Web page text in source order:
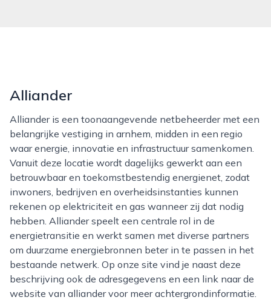
Alliander
Alliander is een toonaangevende netbeheerder met een
belangrijke vestiging in arnhem, midden in een regio
waar energie, innovatie en infrastructuur samenkomen.
Vanuit deze locatie wordt dagelijks gewerkt aan een
betrouwbaar en toekomstbestendig energienet, zodat
inwoners, bedrijven en overheidsinstanties kunnen
rekenen op elektriciteit en gas wanneer zij dat nodig
hebben. Alliander speelt een centrale rol in de
energietransitie en werkt samen met diverse partners
om duurzame energiebronnen beter in te passen in het
bestaande netwerk. Op onze site vind je naast deze
beschrijving ook de adresgegevens en een link naar de
website van alliander voor meer achtergrondinformatie.